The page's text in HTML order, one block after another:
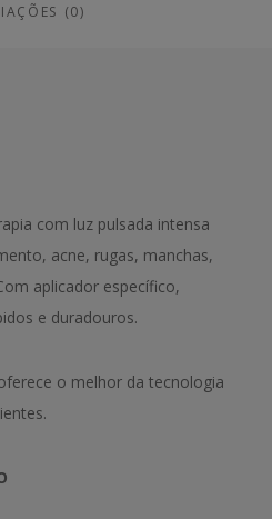
(0)
com luz pulsada intensa
acne, rugas, manchas,
aplicador específico,
e duradouros.
o melhor da tecnologia